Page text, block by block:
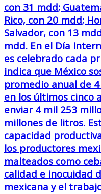
con 31 mdd;
Rico, con 20 mdd;
Salvador, con 13
mdd. En el Día
es celebrado cada
indica que México
promedio anual de
en los últimos cinco
enviar 4 mil 253
millones de litros.
capacidad
los productores
malteados como
calidad e inocuidad
mexicana y el